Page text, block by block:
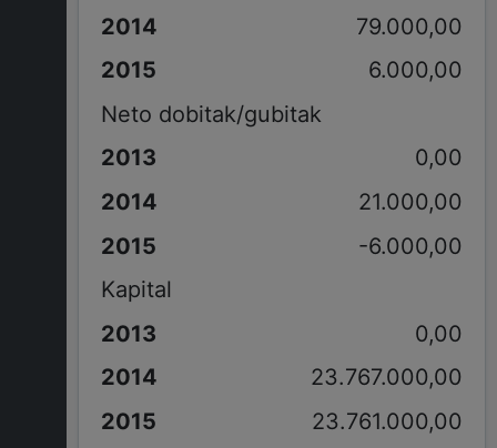
79.000,00
6.000,00
Neto dobitak/gubitak
0,00
21.000,00
-6.000,00
Kapital
0,00
23.767.000,00
23.761.000,00